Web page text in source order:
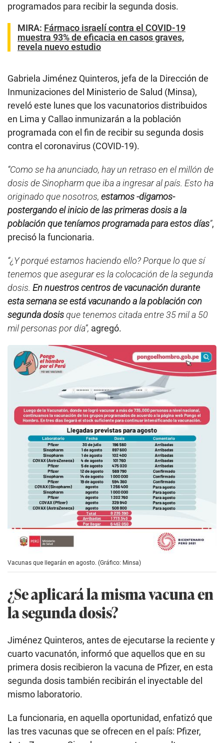
programados para recibir la segunda dosis.
MIRA: Fármaco israelí contra el COVID-19
muestra 93% de eficacia en casos graves,
revela nuevo estudio
Gabriela Jiménez Quinteros, jefa de la Dirección de
Inmunizaciones del Ministerio de Salud (Minsa),
reveló este lunes que los vacunatorios distribuidos
en Lima y Callao inmunizarán a la población
programada con el fin de recibir su segunda dosis
contra el coronavirus (COVID-19).
“Como se ha anunciado, hay un retraso en el millón de
dosis de Sinopharm que iba a ingresar al país. Esto ha
originado que nosotros, estamos -digamos-
postergando el inicio de las primeras dosis a la
población que teníamos programada para estos días”,
precisó la funcionaria.
“¿Y porqué estamos haciendo ello? Porque lo que sí
tenemos que asegurar es la colocación de la segunda
dosis. En nuestros centros de vacunación durante
esta semana se está vacunando a la población con
segunda dosisque tenemos citada entre 35 mil a 50
mil personas por día”, agregó.
Vacunas que llegarán en agosto. (Gráfico: Minsa)
¿Se aplicará la misma vacuna en
la segunda dosis?
Jiménez Quinteros, antes de ejecutarse la reciente y
cuarto vacunatón, informó que aquellos que en su
primera dosis recibieron la vacuna de Pfizer, en esta
segunda dosis también recibirán el inyectable del
mismo laboratorio.
La funcionaria, en aquella oportunidad, enfatizó que
las tres vacunas que se ofrecen en el país: Pfizer,